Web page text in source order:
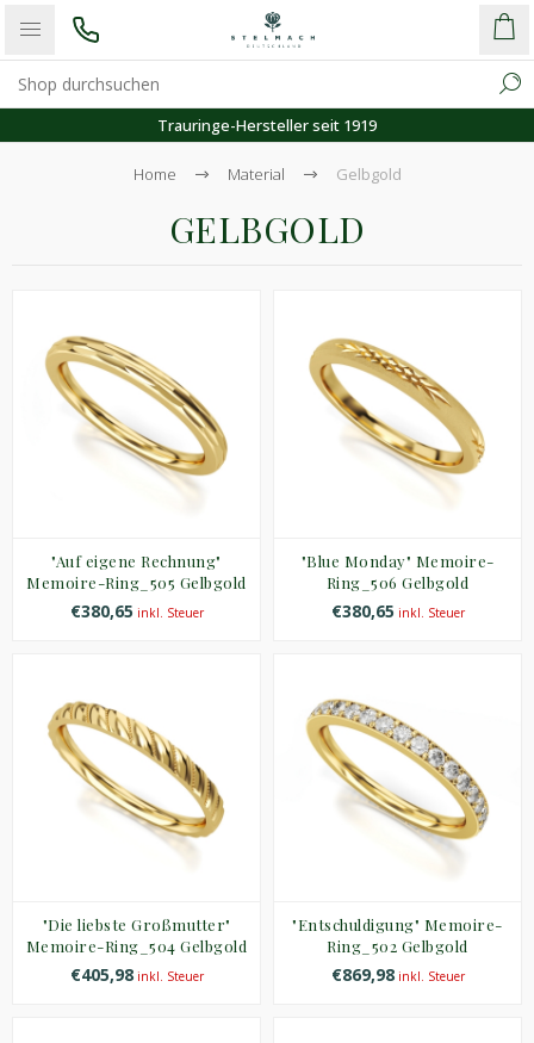
Kostenloser Versand
Home Material Gelbgold
GELBGOLD
"Auf eigene Rechnung"
Memoire-Ring_505 Gelbgold
€380,65 inkl. Steuer
"Blue Monday" Memoire-
Ring_506 Gelbgold
€380,65 inkl. Steuer
"Die liebste Großmutter"
Memoire-Ring_504 Gelbgold
€405,98inkl. Steuer
"Entschuldigung" Memoire-
Ring_502 Gelbgold
€869,98inkl. Steuer